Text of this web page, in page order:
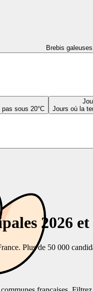
Brebis galeuses
sous 20°C
Jours où la
2026
Plus de 50 000